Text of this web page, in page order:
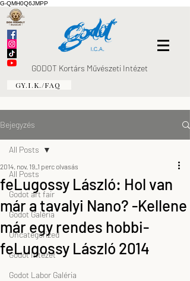
G-QMH0Q6JMPP
GODOT Kortárs Művészeti Intézet
GY.I.K./FAQ
Bejegyzés
All Posts
Godot art fair
Godot Galéria
Uncategorized
Godot Intézet
Godot Labor Galéria
All Posts
feLugossy László: Hol van
már a tavalyi Nano? -Kellene
már egy rendes hobbi-
feLugossy László 2014
2014. nov. 19. 1 perc olvasás